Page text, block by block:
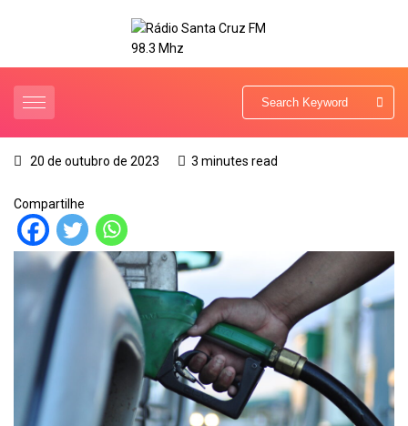
20 de outubro de 2023 3 minutes read
Compartilhe